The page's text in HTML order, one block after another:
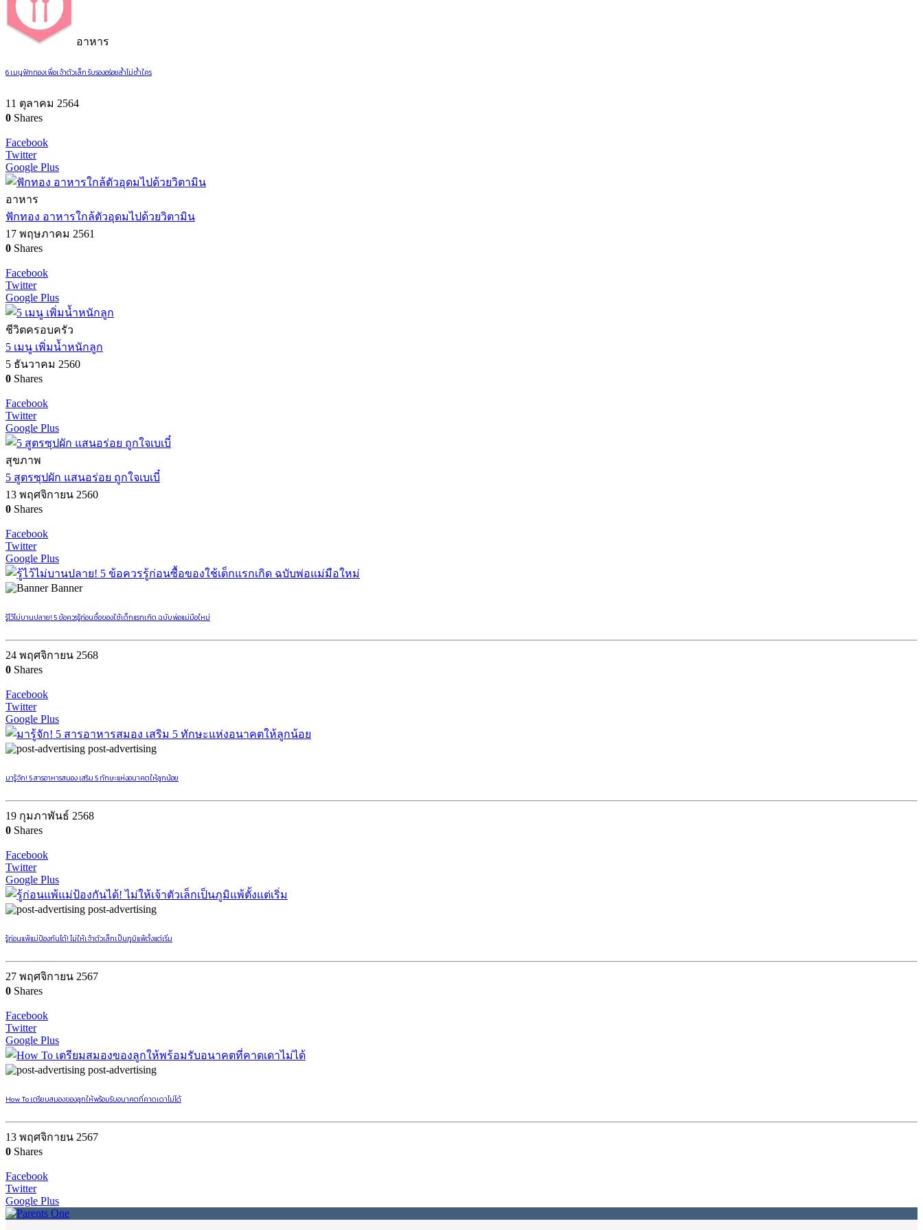
อาหาร
6 เมนูฟักทองเพื่อเจ้าตัวเล็ก รับรองอร่อยล้ำไม่ซ้ำใคร
11 ตุลาคม 2564
0 Shares
Facebook
Twitter
Google Plus
อาหาร
ฟักทอง อาหารใกล้ตัวอุดมไปด้วยวิตามิน
17 พฤษภาคม 2561
0 Shares
Facebook
Twitter
Google Plus
ชีวิตครอบครัว
5 เมนู เพิ่มน้ำหนักลูก
5 ธันวาคม 2560
0 Shares
Facebook
Twitter
Google Plus
สุขภาพ
5 สูตรซุปผัก แสนอร่อย ถูกใจเบเบี๋
13 พฤศจิกายน 2560
0 Shares
Facebook
Twitter
Google Plus
Banner
รู้ไว้ไม่บานปลาย! 5 ข้อควรรู้ก่อนซื้อของใช้เด็กแรกเกิด ฉบับพ่อแม่มือใหม่
24 พฤศจิกายน 2568
0 Shares
Facebook
Twitter
Google Plus
post-advertising
มารู้จัก! 5 สารอาหารสมอง เสริม 5 ทักษะแห่งอนาคตให้ลูกน้อย
19 กุมภาพันธ์ 2568
0 Shares
Facebook
Twitter
Google Plus
post-advertising
รู้ก่อนแพ้แม่ป้องกันได้! ไม่ให้เจ้าตัวเล็กเป็นภูมิแพ้ตั้งแต่เริ่ม
27 พฤศจิกายน 2567
0 Shares
Facebook
Twitter
Google Plus
post-advertising
How To เตรียมสมองของลูกให้พร้อมรับอนาคตที่คาดเดาไม่ได้
13 พฤศจิกายน 2567
0 Shares
Facebook
Twitter
Google Plus